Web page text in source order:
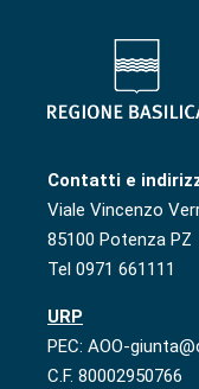
Contatti e
Viale Vincenzo
85100 Potenza PZ
Tel 0971 661111
URP
PEC: AOO-
C.F. 80002950766